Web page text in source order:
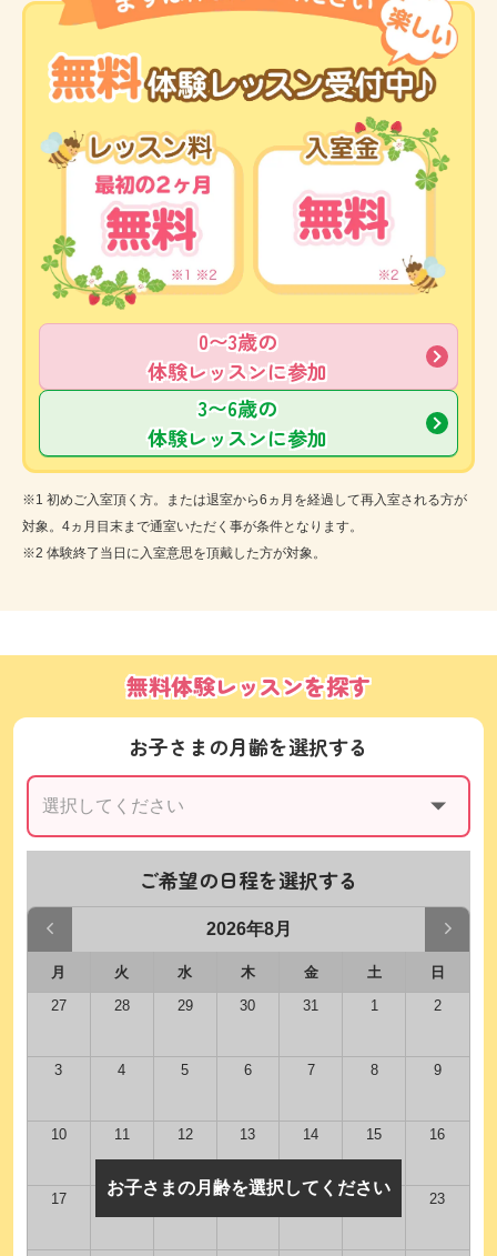
0〜3歳の
体験レッスンに参加
3〜6歳の
体験レッスンに参加
※1 初めご入室頂く方。または退室から6ヵ月を経過して再入室される方が
対象。4ヵ月目末まで通室いただく事が条件となります。
※2 体験終了当日に入室意思を頂戴した方が対象。
無料体験レッスンを探す
お子さまの月齢を選択する
ご希望の日程を選択する
2026年8月
月 火 水 木 金 土
日
27
28 29 30 31 1 2
3 4 5 6 7 8 9
10 11 12 13 14 15 16
17 18 19 20 21 22 23
お子さまの月齢を選択してください